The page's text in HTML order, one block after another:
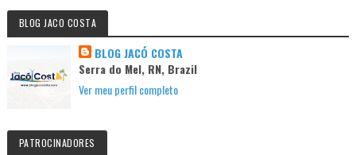
BLOG JACO COSTA
BLOG JACÓ COSTA
Serra do Mel, RN, Brazil
Ver meu perfil completo
PATROCINADORES